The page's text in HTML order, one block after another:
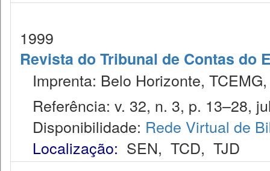
1999
Revista do Tribunal de Contas do
Imprenta: Belo Horizonte,
Referência: v. 32, n. 3, p. 13–28,
Disponibilidade: Rede Virtual de
Localização: SEN, TCD, TJD